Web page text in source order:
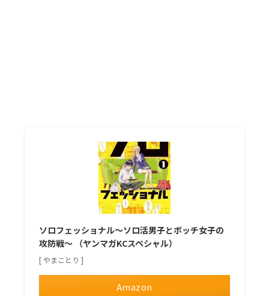
ソロフェッショナル～ソロ活男子とボッチ女子の
攻防戦～ （ヤンマガKCスペシャル）
[ やまことり ]
Amazon